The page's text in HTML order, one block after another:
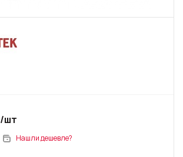
/шт
Нашли дешевле?